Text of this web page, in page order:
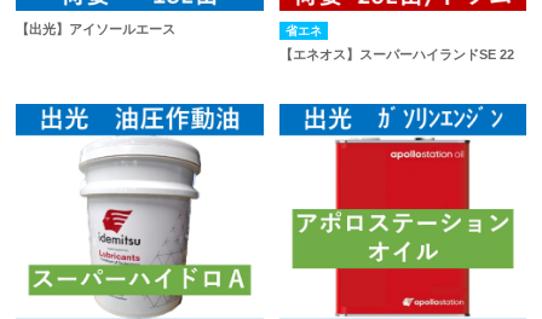
【出光】アイソールエース 省エネ
【エネオス】スーパーハイランドSE 22